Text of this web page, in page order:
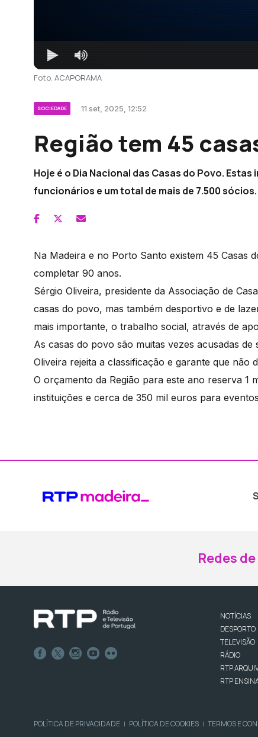
Foto. ACAPORAMA
SOCIEDADE 11 set, 2025, 12:52
Região tem 45
Hoje é o Dia Nacional das Casas do Povo.
funcionários e um total de mais de 7.500 sócios.
Na Madeira e no Porto Santo existem 45 Casas
completar 90 anos.
Sérgio Oliveira, presidente da Associação de
casas do povo, mas também desportivo e de
mais importante, o trabalho social, através de
As casas do povo são muitas vezes acusadas
Oliveira rejeita a classificação e garante que não
O orçamento da Região para este ano reserva 1
instituições e cerca de 350 mil euros para
Redes
NOTÍCIAS
DESPORTO
TELEVISÃO
RÁDIO
RTP
RTP
POLÍTICA DE PRIVACIDADE | POLÍTICA DE COOKIES | TERMOS E